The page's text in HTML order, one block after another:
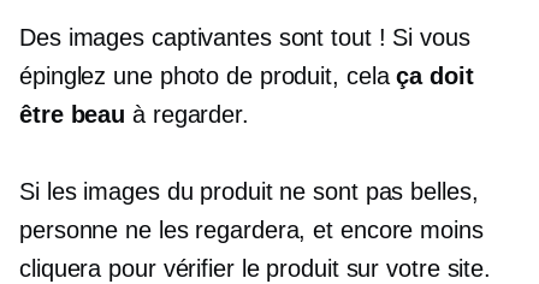
Des images captivantes sont tout ! Si vous
épinglez une photo de produit, celaça doit
être beau à regarder.
Si les images du produit ne sont pas belles,
personne ne les regardera, et encore moins
cliquera pour vérifier le produit sur votre site.